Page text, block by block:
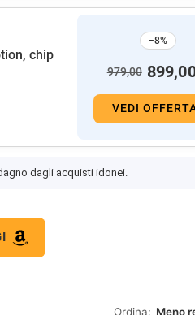
chip
−8%
979,00
VEDI
dagli acquisti idonei.
Ordina: